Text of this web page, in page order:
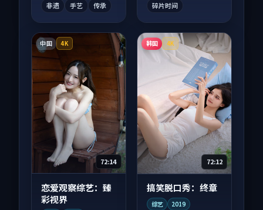
非遗 手艺 传承
碎片时间
中国 4K
72:14
恋爱观察综艺：臻
彩视界
韩国 4K
72:12
搞笑脱口秀：终章
综艺 2019